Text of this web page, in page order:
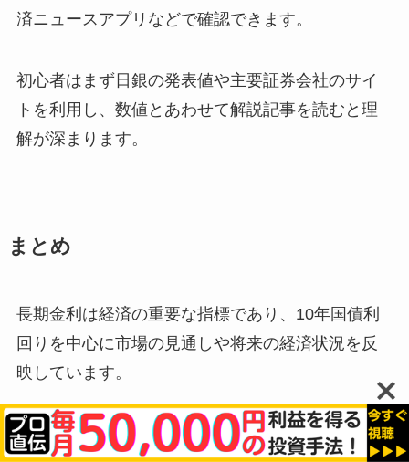
済ニュースアプリなどで確認できます。
初心者はまず日銀の発表値や主要証券会社のサイ
トを利用し、数値とあわせて解説記事を読むと理
解が深まります。
まとめ
長期金利は経済の重要な指標であり、10年国債利
回りを中心に市場の見通しや将来の経済状況を反
映しています。
短期金利が日銀によって直接コントロールされる